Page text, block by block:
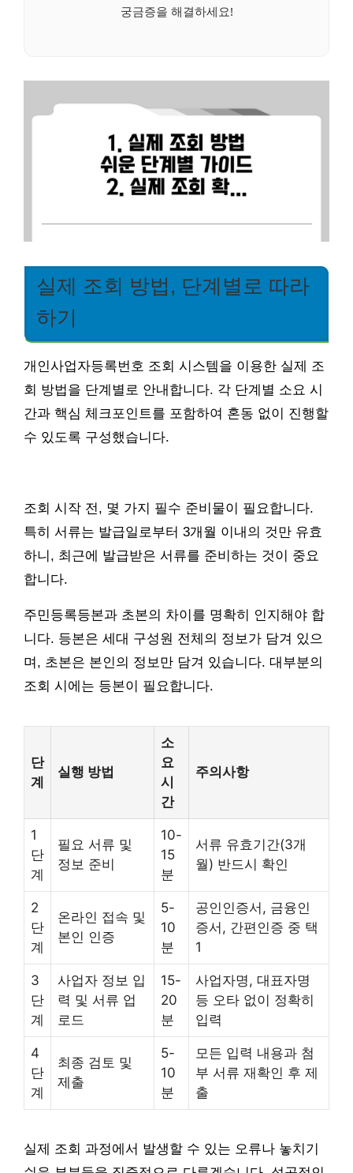
궁금증을 해결하세요!
실제 조회 방법, 단계별로 따라
하기
개인사업자등록번호 조회 시스템을 이용한 실제 조
회 방법을 단계별로 안내합니다. 각 단계별 소요 시
간과 핵심 체크포인트를 포함하여 혼동 없이 진행할
수 있도록 구성했습니다.
조회 시작 전, 몇 가지 필수 준비물이 필요합니다.
특히 서류는 발급일로부터 3개월 이내의 것만 유효
하니, 최근에 발급받은 서류를 준비하는 것이 중요
합니다.
주민등록등본과 초본의 차이를 명확히 인지해야 합
니다. 등본은 세대 구성원 전체의 정보가 담겨 있으
며, 초본은 본인의 정보만 담겨 있습니다. 대부분의
조회 시에는 등본이 필요합니다.
단
계
실행 방법
소
요
시
간
주의사항
1
단
계
필요 서류 및
정보 준비
10-
15
분
서류 유효기간(3개
월) 반드시 확인
2
단
계
온라인 접속 및
본인 인증
5-
10
분
공인인증서, 금융인
증서, 간편인증 중 택
1
3
단
계
사업자 정보 입
력 및 서류 업
로드
15-
20
분
사업자명, 대표자명
등 오타 없이 정확히
입력
4
단
계
최종 검토 및
제출
5-
10
분
모든 입력 내용과 첨
부 서류 재확인 후 제
출
실제 조회 과정에서 발생할 수 있는 오류나 놓치기